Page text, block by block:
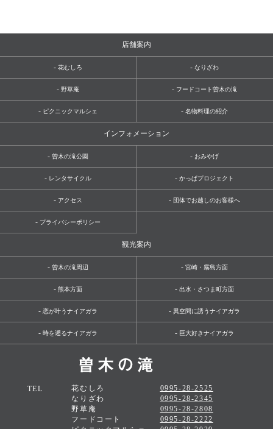
店舗案内
-花むしろ -なりざわ
-野草庵 - フードコート曽木の滝
- ピクニックマルシェ -名物料理の紹介
インフォメーション
-曽木の滝公園 - おみやげ
- レンタサイクル -かっぱプロジェクト
- アクセス - 団体でお越しのお客様へ
- プライバシーポリシー
観光案内
-曽木の滝周辺 -宮崎・霧島方面
-熊本方面 -出水・さつま町方面
-恋が叶うナイアガラ -異空間に誘うナイアガラ
-時を遡るナイアガラ - 巨大好きナイアガラ
TEL 花むしろ
0995-28-2525
なりざわ
0995-28-2345
野草庵
0995-28-2808
フードコート
0995-28-2222